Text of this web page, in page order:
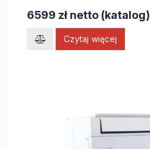
6599 zł netto (katalog)
Czytaj więcej